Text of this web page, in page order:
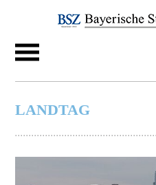
LANDTAG